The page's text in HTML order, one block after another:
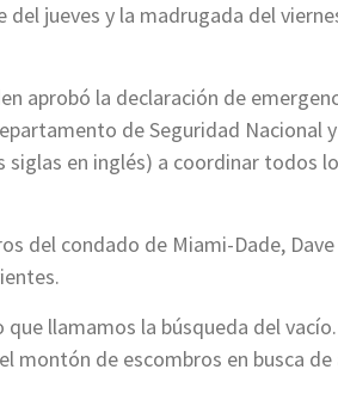
jueves y la madrugada del
aprobó la declaración de
de Seguridad Nacional
siglas en inglés) a coordinar todos
del condado de Miami-Dade,
que llamamos la búsqueda del
montón de escombros en busca de